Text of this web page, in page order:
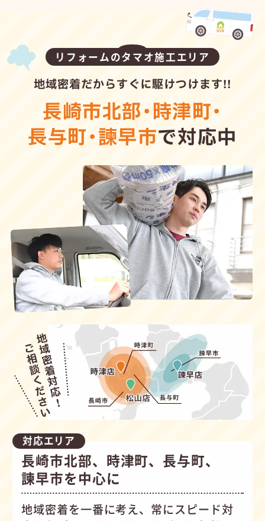
リフォームのタマオ施工エリア
地域密着だからすぐに駆けつけます!!
長崎市北部・時津町・
長与町・諫早市で対応中
対応エリア
長崎市北部、時津町、長与町、
諫早市を中心に
地域密着を一番に考え、常にスピード対